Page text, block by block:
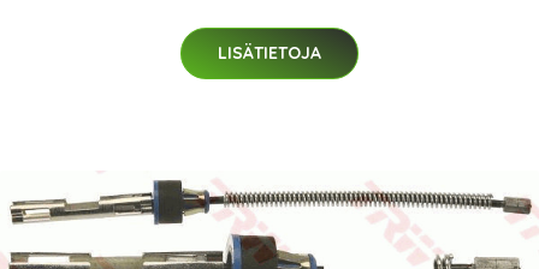
LISÄTIETOJA